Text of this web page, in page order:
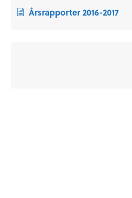
Årsrapporter 2016-2017